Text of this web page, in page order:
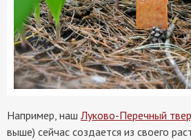
Например, наш Луково-Перечный
выше) сейчас создается из своего